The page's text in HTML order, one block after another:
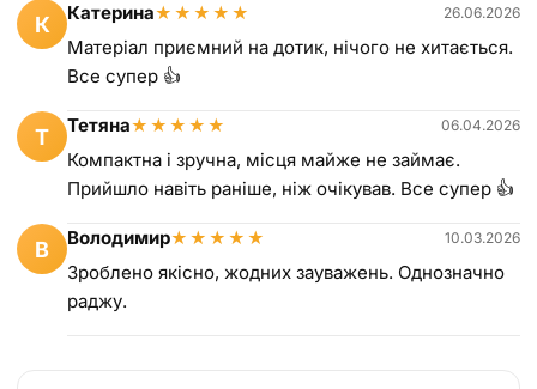
К Катерина★ ★ ★ ★ ★ 26.06.2026
Матеріал приємний на дотик, нічого не хитається.
Все супер 👍
Т Тетяна★ ★ ★ ★ ★ 06.04.2026
Компактна і зручна, місця майже не займає.
Прийшло навіть раніше, ніж очікував. Все супер 👍
В Володимир★ ★ ★ ★ ★ 10.03.2026
Зроблено якісно, жодних зауважень. Однозначно
раджу.